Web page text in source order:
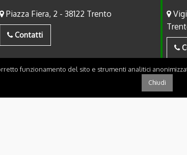
Piazza Fiera, 2 - 38122 Trento
Contatti
funzionamento del sito e strumenti analitici
Chiudi